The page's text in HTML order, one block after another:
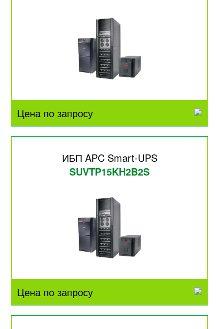
Цена по запросу
ИБП APC Smart-UPS
SUVTP15KH2B2S
Цена по запросу